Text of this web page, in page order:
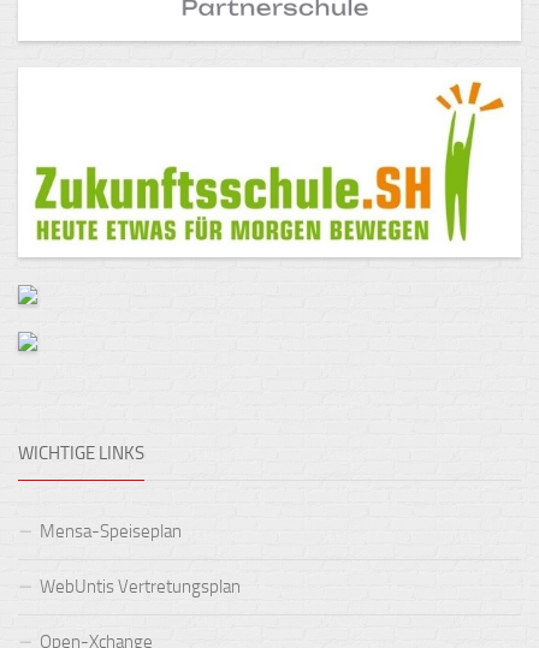
WICHTIGE LINKS
Mensa-Speiseplan
WebUntis Vertretungsplan
Open-Xchange